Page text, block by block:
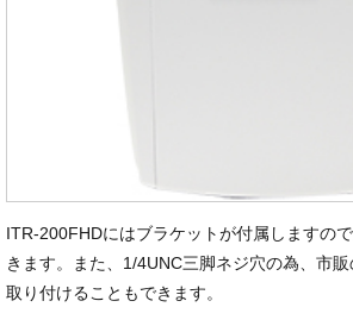
ITR-200FHDにはブラケットが付属しますの
きます。また、1/4UNC三脚ネジ穴の為、市
取り付けることもできます。